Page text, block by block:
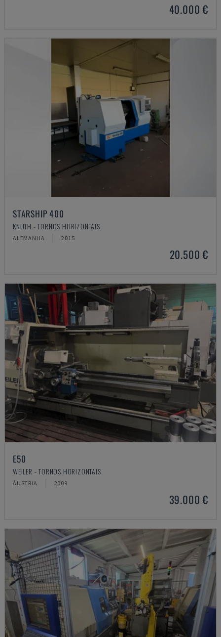
40.000 €
STARSHIP 400
KNUTH - TORNOS HORIZONTAIS
ALEMANHA 2015
20.500 €
E50
WEILER - TORNOS HORIZONTAIS
ÁUSTRIA 2009
39.000 €